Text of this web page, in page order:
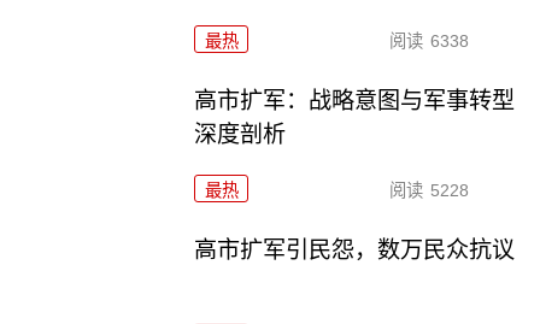
最热 阅读 6338
高市扩军：战略意图与军事转型
深度剖析
最热 阅读 5228
高市扩军引民怨，数万民众抗议